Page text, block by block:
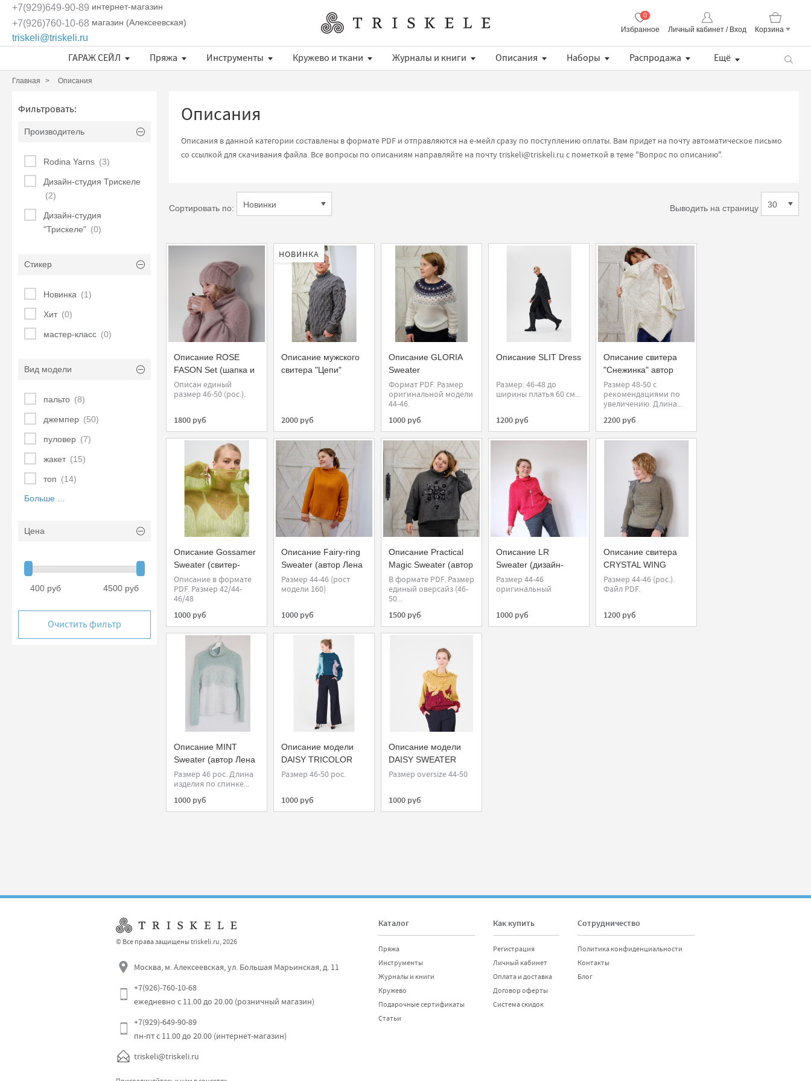
+7(929)649-90-89 интернет-магазин
+7(926)760-10-68 магазин (Алексеевская)
triskeli@triskeli.ru
Избранное
0
Личный кабинет / Вход Корзина
Корзина пуста
ГАРАЖ СЕЙЛ
Пряжа Инструменты Кружево и ткани Журналы и книги Описания Наборы Распродажа Ещё
Главная Описания
Фильтровать:
Производитель
Rodina Yarns (3)
Дизайн-студия Трискеле
(2)
Дизайн-студия
"Трискеле" (0)
Стикер
Новинка (1)
Хит (0)
мастер-класс (0)
Вид модели
пальто (8)
джемпер (50)
пуловер (7)
жакет (15)
топ (14)
Больше ...
Цена
400 руб 4500 руб
Очистить фильтр
Описания
Описания в данной категории составлены в формате PDF и отправляются на е-мейл сразу по поступлению оплаты. Вам придет на почту автоматическое письмо
со ссылкой для скачивания файла. Все вопросы по описаниям направляйте на почтуtriskeli@triskeli.ru с пометкой в теме "Вопрос по описанию".
Сортировать по: Выводить на страницу
Описание ROSE
FASON Set (шапка и
свитер)
Описан единый
размер 46-50 (рос.).
1800 руб
НОВИНКА
Описание мужского
свитера "Цепи"
2000 руб
Описание GLORIA
Sweater
Формат PDF. Размер
оригинальной модели
44-46.
1000 руб
Описание SLIT Dress
Размер: 46-48 до
ширины платья 60 см...
1200 руб
Описание свитера
"Снежинка" автор
Лена Родина
Размер 48-50 с
рекомендациями по
увеличению. Длина...
2200 руб
Описание Gossamer
Sweater (свитер-
паутинка)
Описание в формате
PDF. Размер 42/44-
46/48
1000 руб
Описание Fairy-ring
Sweater (автор Лена
Родина)
Размер 44-46 (рост
модели 160)
1000 руб
Описание Practical
Magic Sweater (автор
Лена Родина)
В формате PDF. Размер
единый оверсайз (46-
50...
1500 руб
Описание LR
Sweater (дизайн-
студия Трискеле)
Размер 44-46
оригинальный
1000 руб
Описание свитера
CRYSTAL WING
(автор Лена Родина)
Размер 44-46 (рос.).
Файл PDF.
1200 руб
Описание MINT
Sweater (автор Лена
Родина)
Размер 46 рос. Длина
изделия по спинке...
1000 руб
Описание модели
DAISY TRICOLOR
(автор Лена Родина)
Размер 46-50 рос.
1000 руб
Описание модели
DAISY SWEATER
(автор Лена Родина)
Размер oversize 44-50
1000 руб
© Все права защищены triskeli.ru, 2026
Москва, м. Алексеевская, ул. Большая Марьинская, д. 11
+7(926)-760-10-68
ежедневно с 11.00 до 20.00 (розничный магазин)
+7(929)-649-90-89
пн-пт с 11.00 до 20.00 (интернет-магазин)
triskeli@triskeli.ru
Каталог
Пряжа
Инструменты
Журналы и книги
Кружево
Подарочные сертификаты
Статьи
Как купить
Регистрация
Личный кабинет
Оплата и доставка
Договор оферты
Система скидок
Сотрудничество
Политика конфиденциальности
Контакты
Блог